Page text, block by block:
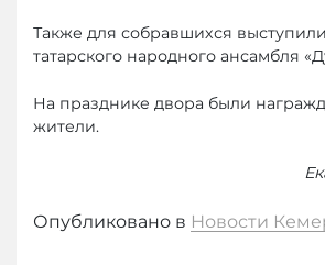
Также для собравшихся
татарского народного ансамбля
На празднике двора были
жители.
Опубликовано в Новости